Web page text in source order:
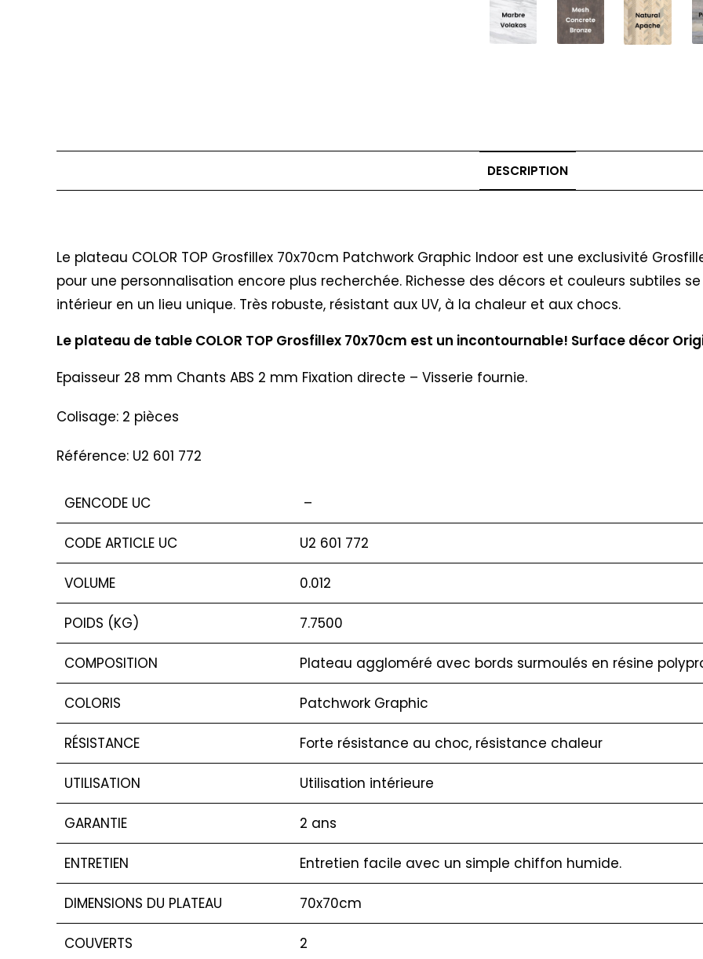
DESCRIPTION
Le plateau COLOR TOP Grosfillex 70x70cm Patchwork Graphic Indoor est une exclusivité
pour une personnalisation encore plus recherchée. Richesse des décors et couleurs subtiles
intérieur en un lieu unique. Très robuste, résistant aux UV, à la chaleur et aux chocs.
Le plateau de table COLOR TOP Grosfillex 70x70cm est un incontournable! Surface décor
Epaisseur 28 mm Chants ABS 2 mm Fixation directe – Visserie fournie.
Colisage: 2 pièces
Référence: U2 601 772
GENCODE UC –
CODE ARTICLE UC U2 601 772
VOLUME 0.012
POIDS (KG) 7.7500
COMPOSITION Plateau aggloméré avec bords surmoulés en résine
COLORIS Patchwork Graphic
RÉSISTANCE Forte résistance au choc, résistance chaleur
UTILISATION Utilisation intérieure
GARANTIE 2 ans
ENTRETIEN Entretien facile avec un simple chiffon humide.
DIMENSIONS DU PLATEAU 70x70cm
COUVERTS 2